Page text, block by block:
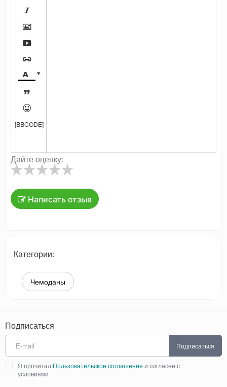








[BBCODE]
Дайте оценку:
Написать отзыв
Категории:
Чемоданы
Подписаться
Подписаться
Я прочитал Пользовательское соглашение и согласен с
условиями